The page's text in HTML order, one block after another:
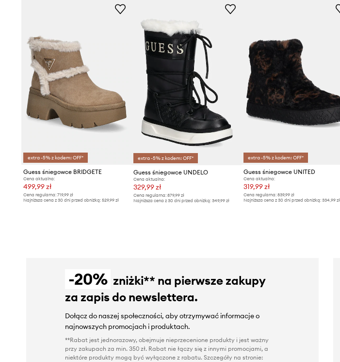
extra -5% z kodem: OFF*
Guess śniegowce BRIDGETE
Cena aktualna:
499,99 zł
Cena regularna: 719,99 zł
Najniższa cena z 30 dni przed obniżką: 529,99 zł
extra -5% z kodem: OFF*
Guess śniegowce UNDELO
Cena aktualna:
329,99 zł
Cena regularna:879,99 zł
Najniższa cena z 30 dni przed obniżką:349,99 zł
extra -5% z kodem: OFF*
Guess śniegowce UNITED
Cena aktualna:
319,99 zł
Cena regularna: 839,99 zł
Najniższa cena z 30 dni przed obniżką: 334,99 zł
-20% zniżki** na pierwsze zakupy
za zapis do newslettera.
Dołącz do naszej społeczności, aby otrzymywać informacje o
najnowszych promocjach i produktach.
**Rabat jest jednorazowy, obejmuje nieprzecenione produkty i jest ważny
przy zakupach za min. 350 zł. Rabat nie łączy się z innymi promocjami, a
niektóre produkty mogą być wyłączone z rabatu. Szczegóły na stronie: